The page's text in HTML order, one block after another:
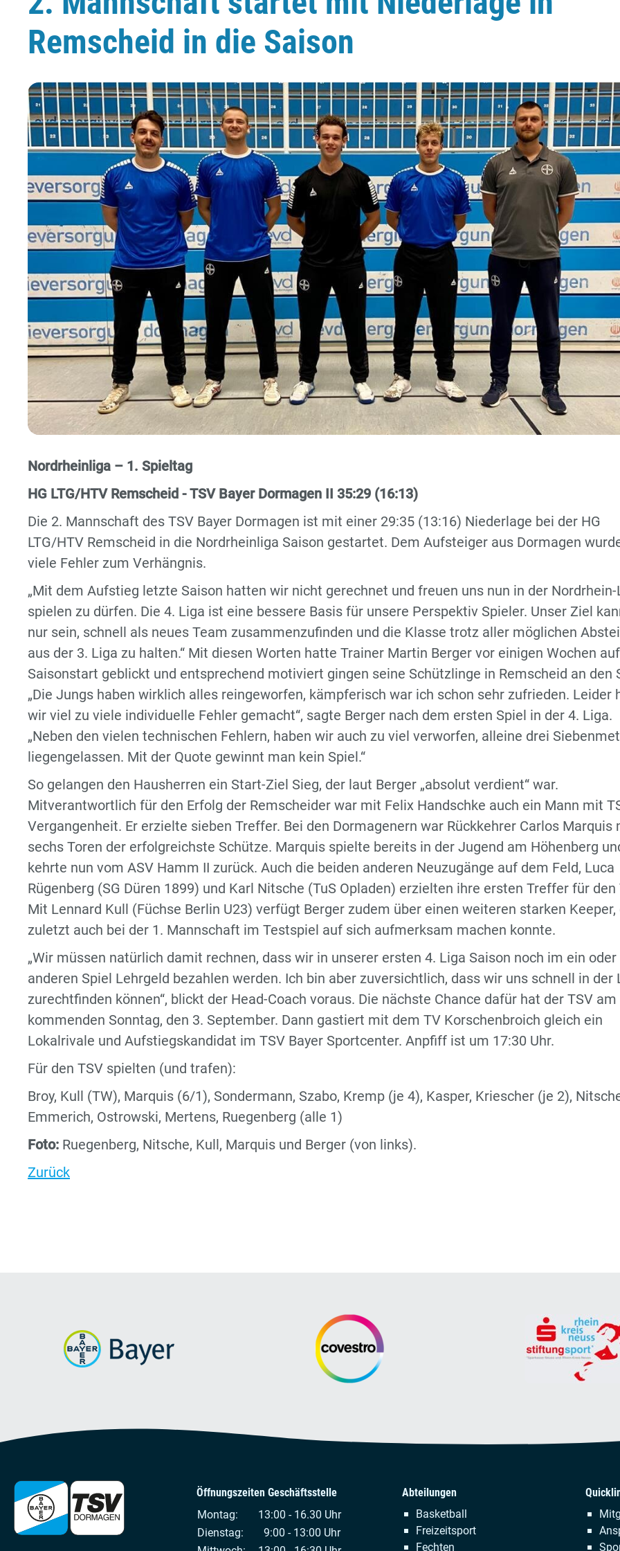
Remscheid in die Saison
Nordrheinliga – 1. Spieltag
HG LTG/HTV Remscheid - TSV Bayer Dormagen II 35:29 (16:13)
Die 2. Mannschaft des TSV Bayer Dormagen ist mit einer 29:35 (13:16) Niederlage bei der HG
LTG/HTV Remscheid in die Nordrheinliga Saison gestartet. Dem Aufsteiger aus Dormagen
viele Fehler zum Verhängnis.
„Mit dem Aufstieg letzte Saison hatten wir nicht gerechnet und freuen uns nun in der Nordrhein-
spielen zu dürfen. Die 4. Liga ist eine bessere Basis für unsere Perspektiv Spieler. Unser Ziel
nur sein, schnell als neues Team zusammenzufinden und die Klasse trotz aller möglichen
aus der 3. Liga zu halten.“ Mit diesen Worten hatte Trainer Martin Berger vor einigen Wochen
Saisonstart geblickt und entsprechend motiviert gingen seine Schützlinge in Remscheid an den
„Die Jungs haben wirklich alles reingeworfen, kämpferisch war ich schon sehr zufrieden. Leider
wir viel zu viele individuelle Fehler gemacht“, sagte Berger nach dem ersten Spiel in der 4. Liga.
„Neben den vielen technischen Fehlern, haben wir auch zu viel verworfen, alleine drei
liegengelassen. Mit der Quote gewinnt man kein Spiel.“
So gelangen den Hausherren ein Start-Ziel Sieg, der laut Berger „absolut verdient“ war.
Mitverantwortlich für den Erfolg der Remscheider war mit Felix Handschke auch ein Mann mit
Vergangenheit. Er erzielte sieben Treffer. Bei den Dormagenern war Rückkehrer Carlos Marquis
sechs Toren der erfolgreichste Schütze. Marquis spielte bereits in der Jugend am Höhenberg
kehrte nun vom ASV Hamm II zurück. Auch die beiden anderen Neuzugänge auf dem Feld, Luca
Rügenberg (SG Düren 1899) und Karl Nitsche (TuS Opladen) erzielten ihre ersten Treffer für den
Mit Lennard Kull (Füchse Berlin U23) verfügt Berger zudem über einen weiteren starken Keeper,
zuletzt auch bei der 1. Mannschaft im Testspiel auf sich aufmerksam machen konnte.
„Wir müssen natürlich damit rechnen, dass wir in unserer ersten 4. Liga Saison noch im ein oder
anderen Spiel Lehrgeld bezahlen werden. Ich bin aber zuversichtlich, dass wir uns schnell in der
zurechtfinden können“, blickt der Head-Coach voraus. Die nächste Chance dafür hat der TSV am
kommenden Sonntag, den 3. September. Dann gastiert mit dem TV Korschenbroich gleich ein
Lokalrivale und Aufstiegskandidat im TSV Bayer Sportcenter. Anpfiff ist um 17:30 Uhr.
Für den TSV spielten (und trafen):
Broy, Kull (TW), Marquis (6/1), Sondermann, Szabo, Kremp (je 4), Kasper, Kriescher (je 2),
Emmerich, Ostrowski, Mertens, Ruegenberg (alle 1)
Foto: Ruegenberg, Nitsche, Kull, Marquis und Berger (von links).
Zurück
Öffnungszeiten Geschäftsstelle
Montag:
13:00 - 16.30 Uhr
Dienstag:
9:00 - 13:00 Uhr
Abteilungen
Navigation
überspringen
Basketball
Freizeitsport
Fechten